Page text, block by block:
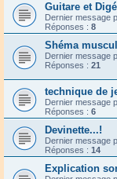
Guitare et
Dernier message
Réponses : 8
Shéma
Dernier message
Réponses : 21
technique de
Dernier message
Réponses : 6
Devinette...!
Dernier message
Réponses : 14
Explication